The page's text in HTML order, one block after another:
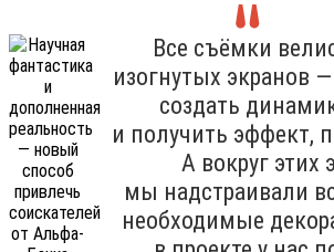
Все съёмки
изогнутых экранов
создать
и получить эффект,
А вокруг этих
мы надстраивали
необходимые